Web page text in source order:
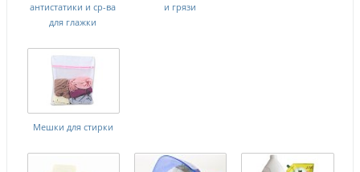
антистатики и ср-ва
для глажки
и грязи
Мешки для стирки